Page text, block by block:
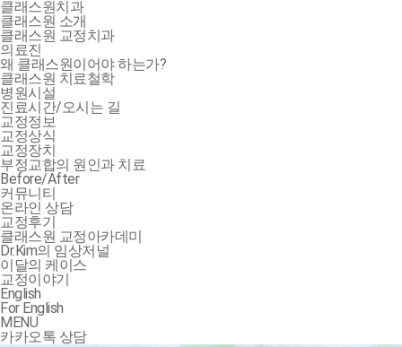
클래스원치과
클래스원 소개
클래스원 교정치과
의료진
왜 클래스원이어야 하는가?
클래스원 치료철학
병원시설
진료시간/오시는 길
교정정보
교정상식
교정장치
부정교합의 원인과 치료
Before/After
커뮤니티
온라인 상담
교정후기
클래스원 교정아카데미
Dr.Kim의 임상저널
이달의 케이스
교정이야기
English
For English
MENU
카카오톡 상담